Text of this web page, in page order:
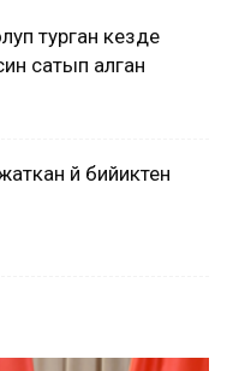
турган кезде
сатып алган
үйү бийиктен